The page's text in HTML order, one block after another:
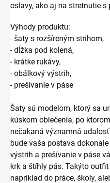
oslavy, ako aj na stretnutie
Výhody produktu:
- šaty s rozšíreným strihom,
- dĺžka pod kolená,
- krátke rukávy,
- obálkový výstrih,
- prešívanie v páse
Šaty sú modelom, ktorý sa
kúskom oblečenia, po
nečakaná významná
bude vaša postava
výstrih a prešívanie v páse
krk a štíhly pás. Takýto
napríklad do práce, školy,